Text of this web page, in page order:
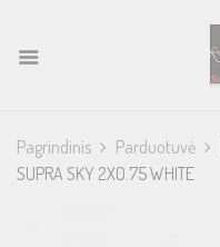
Pagrindinis Parduotuvė
SUPRA SKY 2X0.75 WHITE